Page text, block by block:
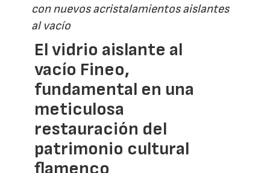
con nuevos acristalamientos aislantes
al vacío
El vidrio aislante al
vacío Fineo,
fundamental en una
meticulosa
restauración del
patrimonio cultural